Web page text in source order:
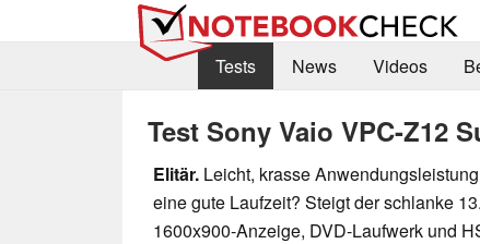
Tests
News Videos
Test Sony Vaio VPC-Z12
Elitär. Leicht, krasse
eine gute Laufzeit? Steigt der schlanke
1600x900-Anzeige, DVD-Laufwerk und